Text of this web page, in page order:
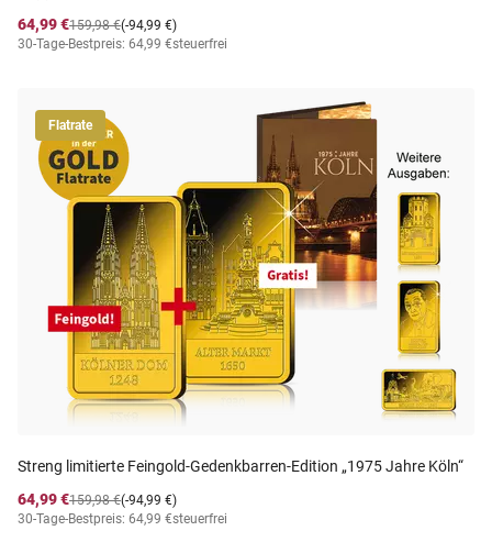
64,99 €
(-94,99 €)
159,98 €
30-Tage-Bestpreis: 64,99 €steuerfrei
Flatrate
Streng limitierte Feingold-Gedenkbarren-Edition „1975 Jahre Köln“
64,99 €
(-94,99 €)
159,98 €
30-Tage-Bestpreis: 64,99 €steuerfrei